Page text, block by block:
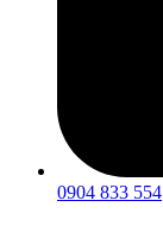
0904 833 554